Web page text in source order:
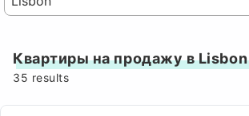
Квартиры на продажу в Lisbon
35 results